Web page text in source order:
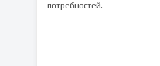
потребностей.